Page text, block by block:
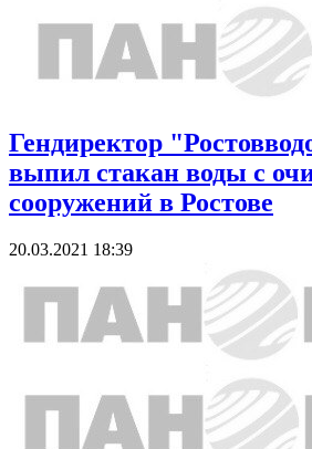
Гендиректор
выпил стакан воды с
сооружений в Ростове
20.03.2021 18:39